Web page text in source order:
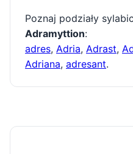
Poznaj podziały
Adramyttion:
adres, Adria, Adrast,
Adriana, adresant.